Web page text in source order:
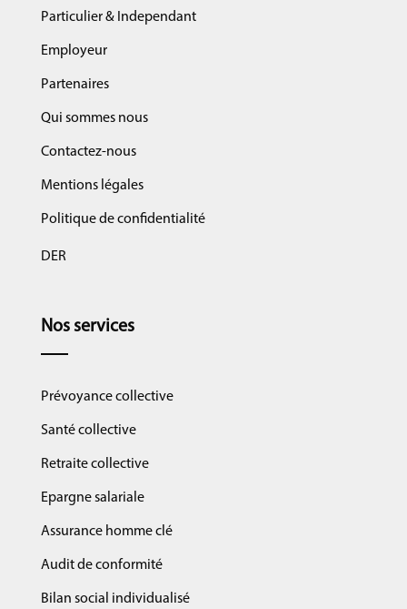
Particulier & Independant
Employeur
Partenaires
Qui sommes nous
Contactez-nous
Mentions légales
Politique de confidentialité
DER
Nos services
Prévoyance collective
Santé collective
Retraite collective
Epargne salariale
Assurance homme clé
Audit de conformité
Bilan social individualisé